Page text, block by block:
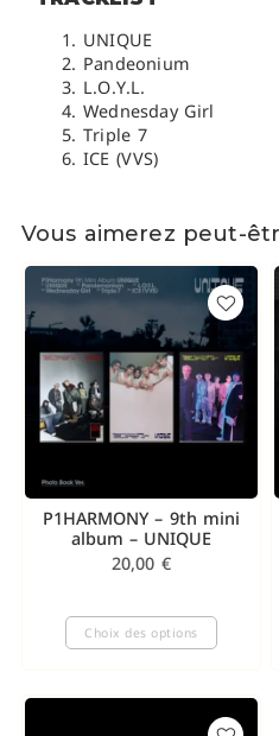
UNIQUE
Pandeonium
L.O.Y.L.
Wednesday Girl
Triple 7
ICE (VVS)
Vous aimerez peut-
P1HARMONY – 9th mini
album – UNIQUE
20,00 €
Choix des options